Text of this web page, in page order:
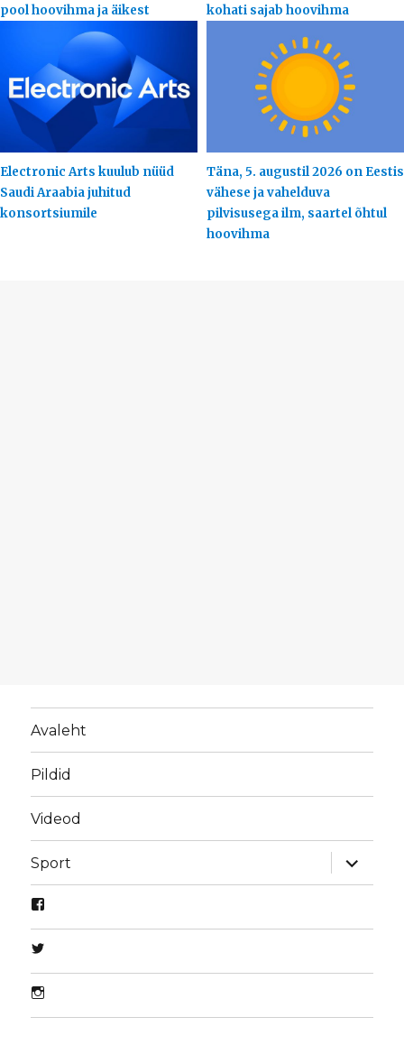
pool hoovihma ja äikest
kohati sajab hoovihma
Electronic Arts kuulub nüüd
Saudi Araabia juhitud
konsortsiumile
Täna, 5. augustil 2026 on Eestis
vähese ja vahelduva
pilvisusega ilm, saartel õhtul
hoovihma
Avaleht
Pildid
Videod
Sport
laienda